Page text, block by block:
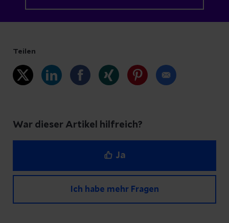
Teilen
War dieser Artikel hilfreich?
Ja
Ich habe mehr Fragen